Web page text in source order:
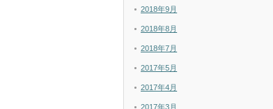
2018年9月
2018年8月
2018年7月
2017年5月
2017年4月
2017年3月